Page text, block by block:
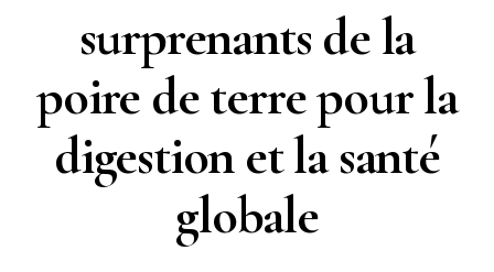
surprenants de la
poire de terre pour la
digestion et la santé
globale